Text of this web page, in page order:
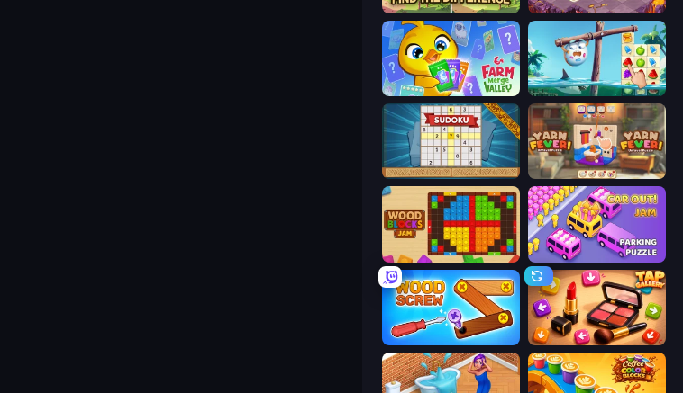
Find The Difference Mergest Kingdom
Farm Merge Valley Sugar Heroes
Sudoku Online Yarn Fever! Unravel Puzzle
Wood Blocks Jam Car OUT! Jam Parking Puzzle
Wood Screw: Bolts Puzzle Tap Gallery